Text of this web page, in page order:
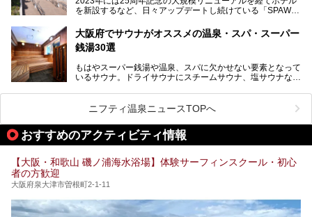
い。
タイムまで満喫できる長時間滞在型の施設なので、一日中ゆ
る迫力ある熱波パフォーマンスも毎日行われており、“とと
のう”体験をしっかり楽しめるのもポイントです。
ケやボウリングといった遊び場もあり、友人同士やカップル
で“遊び+癒し”の一日を過ごすのにもぴったり。
処にいたるまで魅力をたっぷり堪能してきたので、その全容
を新設するなど、日々アップデートし続けている「SPAWO
そんなスパワールドが2025年11月15日（土）に、新たな浴
室や日本最大級140人収容の大規模サウナを携えてリニュー
アルオープン！浴室である4F・6Fそれぞれにリニューアル
大規模リニューアルの全容を確認すべく、リニューアルプレ
オープンイベントに行ってきました！今回はそのリニューア
大阪府でサウナがオススメの温泉・スパ・スーパー
銭湯30選
もはやスーパー銭湯や温泉、スパに欠かせない要素となって
いるサウナ。ドライサウナにスチームサウナ、塩サウナな
ペース、ロウリュウなど、心ゆくまで楽しむためのサービス
が充実した施設も多くみられます。
今回はそんなサウナにこだわった、大阪府内のオススメ温
泉・銭湯・スパを30件紹介したいと思います！
ニフティ温泉ニュースTOPへ
おすすめのアクティビティ情報
【大阪・和歌山 磯ノ浦海水浴場】体験サーフィンスクール・初心
者の方歓迎
大阪府泉大津市曽根町2-1-11